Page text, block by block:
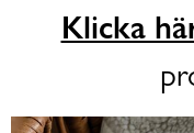
Klicka